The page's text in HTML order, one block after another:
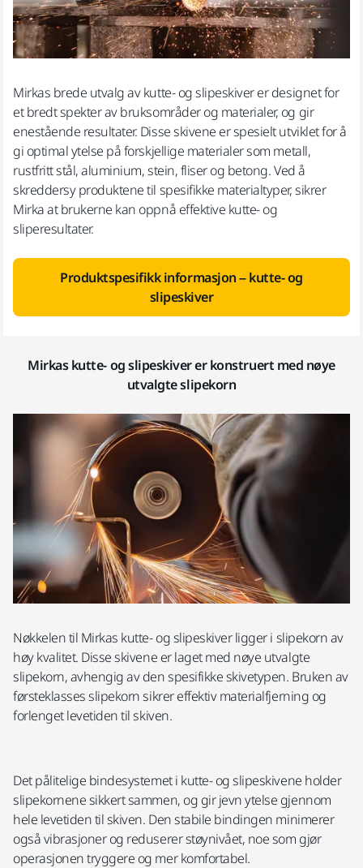
Mirkas brede utvalg av kutte- og slipeskiver er designet for
et bredt spekter av bruksområder og materialer, og gir
enestående resultater. Disse skivene er spesielt utviklet for å
gi optimal ytelse på forskjellige materialer som metall,
rustfritt stål, aluminium, stein, fliser og betong. Ved å
skreddersy produktene til spesifikke materialtyper, sikrer
Mirka at brukerne kan oppnå effektive kutte- og
sliperesultater.
Produktspesifikk informasjon – kutte- og
slipeskiver
Mirkas kutte- og slipeskiver er konstruert med nøye
utvalgte slipekorn
Nøkkelen til Mirkas kutte- og slipeskiver ligger i slipekorn av
høy kvalitet. Disse skivene er laget med nøye utvalgte
slipekorn, avhengig av den spesifikke skivetypen. Bruken av
førsteklasses slipekorn sikrer effektiv materialfjerning og
forlenget levetiden til skiven.
Det pålitelige bindesystemet i kutte- og slipeskivene holder
slipekornene sikkert sammen, og gir jevn ytelse gjennom
hele levetiden til skiven. Den stabile bindingen minimerer
også vibrasjoner og reduserer støynivået, noe som gjør
operasjonen tryggere og mer komfortabel.